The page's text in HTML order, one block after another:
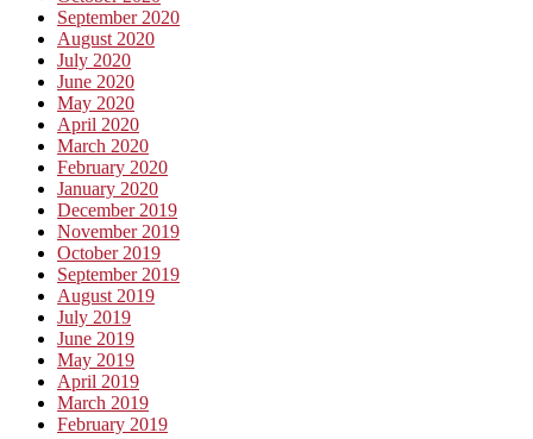
September 2020
August 2020
July 2020
June 2020
May 2020
April 2020
March 2020
February 2020
January 2020
December 2019
November 2019
October 2019
September 2019
August 2019
July 2019
June 2019
May 2019
April 2019
March 2019
February 2019